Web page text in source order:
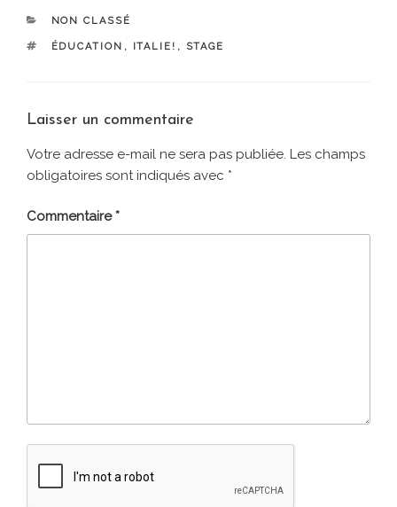
CATÉGORIES
NON CLASSÉ
ÉTIQUETTES
ÉDUCATION , ITALIE! , STAGE
Laisser un commentaire
Votre adresse e-mail ne sera pas publiée. Les champs
obligatoires sont indiqués avec *
Commentaire*